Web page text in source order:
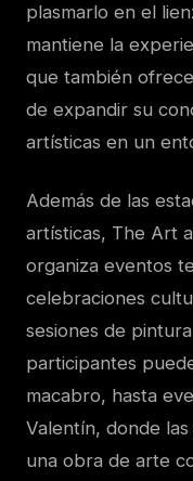
plasmarlo en el
mantiene la
que también
de expandir su
artísticas en un
Además de las
artísticas, The Art
organiza eventos
celebraciones
sesiones de
participantes
macabro, hasta
Valentín, donde
una obra de arte